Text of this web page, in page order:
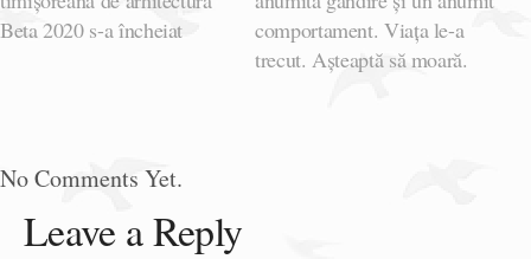
Beta 2020 s-a încheiat
comportament. Viața le-a
trecut. Așteaptă să moară.
No Comments Yet.
Leave a Reply